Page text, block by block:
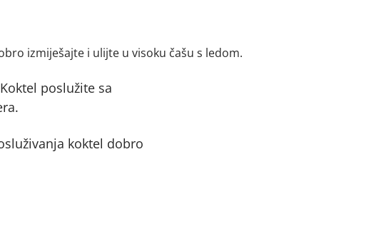
izmiješajte i ulijte u visoku čašu s ledom.
Koktel poslužite sa
koktel dobro